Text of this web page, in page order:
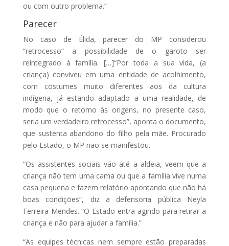
ou com outro problema.”
Parecer
No caso de Élida, parecer do MP considerou
“retrocesso” a possibilidade de o garoto ser
reintegrado à família. […]“Por toda a sua vida, (a
criança) conviveu em uma entidade de acolhimento,
com costumes muito diferentes aos da cultura
indígena, já estando adaptado a uma realidade, de
modo que o retorno às origens, no presente caso,
seria um verdadeiro retrocesso”, aponta o documento,
que sustenta abandono do filho pela mãe. Procurado
pelo Estado, o MP não se manifestou.
“Os assistentes sociais vão até a aldeia, veem que a
criança não tem uma cama ou que a família vive numa
casa pequena e fazem relatório apontando que não há
boas condições”, diz a defensoria pública Neyla
Ferreira Mendes. “O Estado entra agindo para retirar a
criança e não para ajudar a família.”
“As equipes técnicas nem sempre estão preparadas